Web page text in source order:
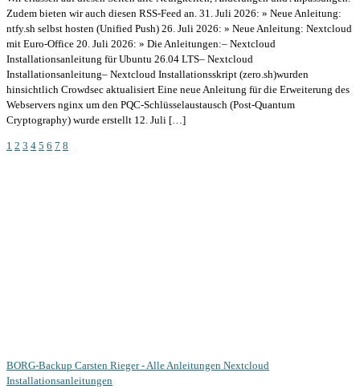
Zudem bieten wir auch diesen RSS-Feed an. 31. Juli 2026: » Neue Anleitung:
ntfy.sh selbst hosten (Unified Push) 26. Juli 2026: » Neue Anleitung: Nextcloud
mit Euro-Office 20. Juli 2026: » Die Anleitungen:– Nextcloud
Installationsanleitung für Ubuntu 26.04 LTS– Nextcloud
Installationsanleitung– Nextcloud Installationsskript (zero.sh)wurden
hinsichtlich Crowdsec aktualisiert Eine neue Anleitung für die Erweiterung des
Webservers nginx um den PQC-Schlüsselaustausch (Post-Quantum
Cryptography) wurde erstellt 12. Juli […]
1 2 3 4 5 6 7 8
BORG-Backup Carsten Rieger - Alle Anleitungen Nextcloud
Installationsanleitungen